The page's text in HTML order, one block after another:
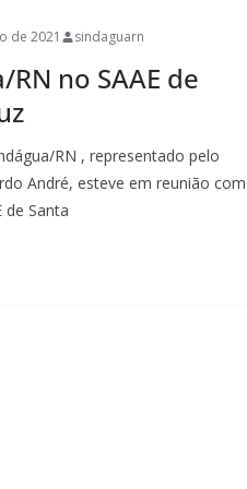
de 2021 sindaguarn
RN no SAAE de
RN , representado pelo
André, esteve em reunião
de Santa